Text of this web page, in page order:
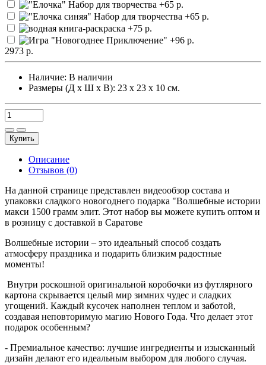
2973 р.
Наличие: В наличии
Размеры (Д х Ш х В): 23 х 23 х 10 см.
Купить
Описание
Отзывов (0)
На данной странице представлен видеообзор состава и
упаковки сладкого новогоднего подарка "Волшебные истории
макси 1500 грамм элит. Этот набор вы можете купить оптом и
в розницу с доставкой в Саратове
Волшебные истории – это идеальный способ создать
атмосферу праздника и подарить близким радостные
моменты!
Внутри роскошной оригинальной коробочки из футлярного
картона скрывается целый мир зимних чудес и сладких
угощений. Каждый кусочек наполнен теплом и заботой,
создавая неповторимую магию Нового Года. Что делает этот
подарок особенным?
- Премиальное качество: лучшие ингредиенты и изысканный
дизайн делают его идеальным выбором для любого случая.